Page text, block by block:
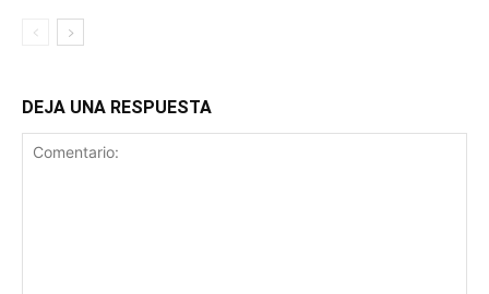
DEJA UNA RESPUESTA